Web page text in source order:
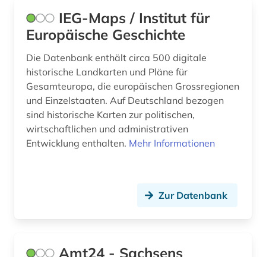
IEG-Maps / Institut für
Europäische Geschichte
Die Datenbank enthält circa 500 digitale
historische Landkarten und Pläne für
Gesamteuropa, die europäischen Grossregionen
und Einzelstaaten. Auf Deutschland bezogen
sind historische Karten zur politischen,
wirtschaftlichen und administrativen
Entwicklung enthalten. Mehr Informationen
Zur Datenbank
Amt24 - Sachsens